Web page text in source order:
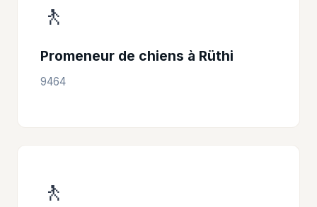
🚶
Promeneur de chiens à Rüthi
9464
🚶